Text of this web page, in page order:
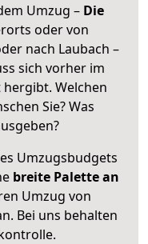
Umzug – Die
oder von
nach Laubach –
sich vorher im
hergibt. Welchen
Sie? Was
Umzugsbudgets
breite Palette an
Umzug von
Bei uns behalten